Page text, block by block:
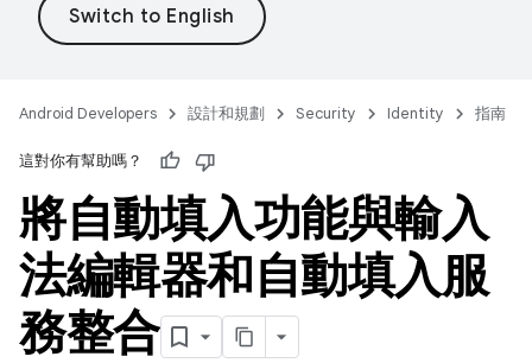
Android Developers 設計和規劃 Security Identity 指南
這對你有幫助嗎？
將自動填入功能與輸入
法編輯器和自動填入服
務整合